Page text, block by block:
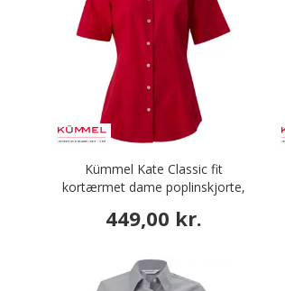
Kümmel Kate Classic fit
kortærmet dame poplinskjorte,
449,00 kr.